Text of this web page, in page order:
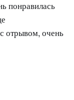
понравилась
отрывом, очень